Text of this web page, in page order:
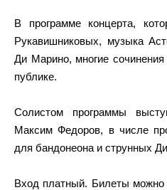
В программе концерта,
Рукавишниковых, музыка
Ди Марино, многие
публике.
Солистом программы
Максим Федоров, в числе
для бандонеона и струнных
Вход платный. Билеты можно